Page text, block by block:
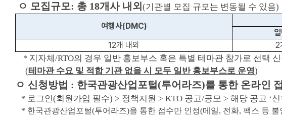
ㅇ 모집규모: 총 18개사 내외 (기관별 모집 규모는 변동될 수 있음)
여행사(DMC)
12개 내외
2
* 지자체/RTO의 경우 일반 홍보부스 혹은 특별 테마관 참가로 선택
(테마관 수요 및 적합 기관 없을 시 모두 일반 홍보부스로 운영)
ㅇ 신청방법 : 한국관광산업포털(투어라즈)를 통한 온라인
* 로그인(회원가입 필수) > 정책지원 > KTO 공고/공모 > 해당 공고 ‘신
* 한국관광산업포털(투어라즈)을 통한 접수만 인정(메일, 전화, 팩스 등 불